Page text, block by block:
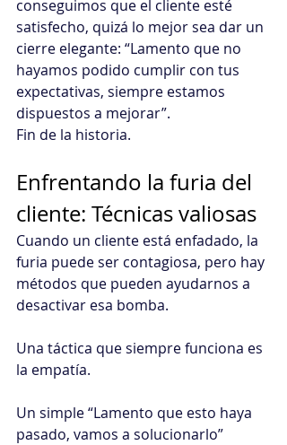
conseguimos que el cliente esté
satisfecho, quizá lo mejor sea dar un
cierre elegante: “Lamento que no
hayamos podido cumplir con tus
expectativas, siempre estamos
dispuestos a mejorar”.
Fin de la historia.
Enfrentando la furia del
cliente: Técnicas valiosas
Cuando un cliente está enfadado, la
furia puede ser contagiosa, pero hay
métodos que pueden ayudarnos a
desactivar esa bomba.
Una táctica que siempre funciona es
la empatía.
Un simple “Lamento que esto haya
pasado, vamos a solucionarlo”